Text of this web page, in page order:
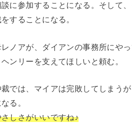
に参加することになる。そして
することになる。
ノアが、ダイアンの事務所にや
ンリーを支えてほしいと頼む。
では、マイアは完敗してしまう
る。
しさがいいですね♪